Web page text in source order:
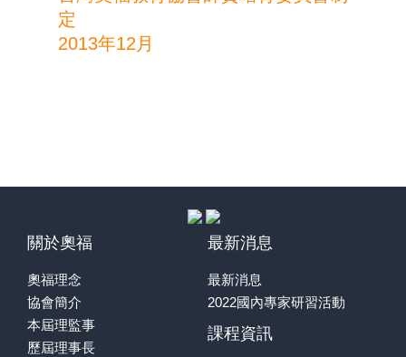
定
2013年12月
關於奧福
奧福理念
協會簡介
本屆理監事
歷屆理事長
最新消息
最新消息
2022國內專家研習活動
課程資訊